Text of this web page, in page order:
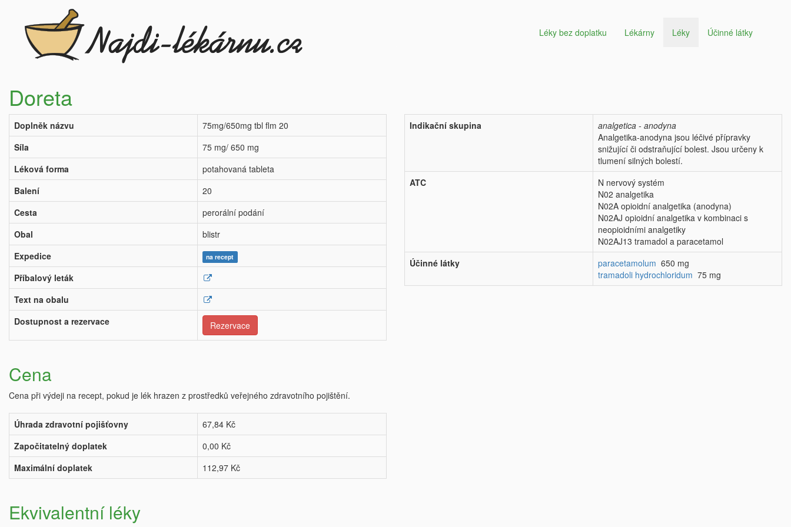
Léky bez doplatku Lékárny Léky Účinné látky
Doreta
Doplněk názvu
75mg/650mg tbl flm 20
Síla
75 mg/ 650 mg
Léková forma
potahovaná tableta
Balení
20
Cesta
perorální podání
Obal
blistr
Expedice
na recept
Příbalový leták
Text na obalu
Dostupnost a rezervace
Rezervace
Indikační skupina
analgetica - anodyna
Analgetika-anodyna jsou léčivé přípravky
snižující či odstraňující bolest. Jsou určeny k
tlumení silných bolestí.
ATC
N nervový systém
N02 analgetika
N02A opioidní analgetika (anodyna)
N02AJ opioidní analgetika v kombinaci s
neopioidními analgetiky
N02AJ13 tramadol a paracetamol
Účinné látky
paracetamolum 650 mg
tramadoli hydrochloridum 75 mg
Cena
Cena při výdeji na recept, pokud je lék hrazen z prostředků veřejného zdravotního pojištění.
Úhrada zdravotní pojišťovny
67,84 Kč
Započitatelný doplatek
0,00 Kč
Maximální doplatek
112,97 Kč
Ekvivalentní léky